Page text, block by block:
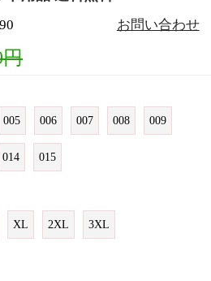
お問い合わせ
円
005 006 007 008 009
014 015
XL 2XL 3XL